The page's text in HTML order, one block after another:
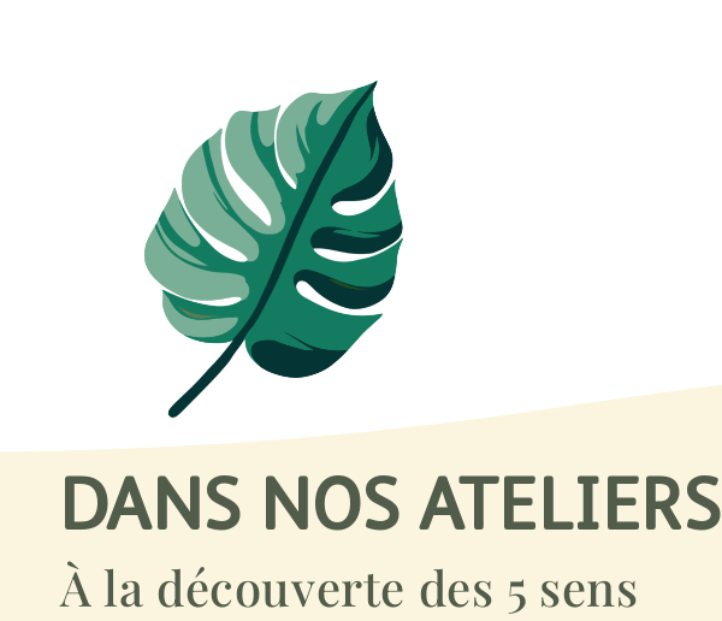
DANS NOS ATELIERS
À la découverte des 5 sens